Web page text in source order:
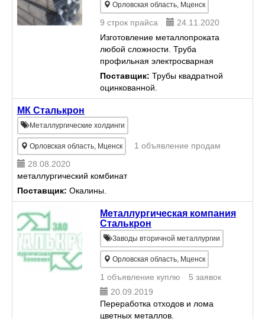
Орловская область, Мценск
9 строк прайса
24.11.2020
Изготовление металлопроката
любой сложности. Труба
профильная электросварная
прямошовная и с замковым
соединением, оцинкованная
сталь от 1.2 до 4мм, длина до 12
60х60, 80х...
Поставщик: Трубы квадратной
оцинкованной.
МК Сталькрон
Металлургические холдинги
Орловская область, Мценск
1 объявление продам
28.08.2020
металлургический комбинат
Поставщик: Окалины.
Металлургическая компания
Сталькрон
Заводы вторичной металлургии
Орловская область, Мценск
1 объявление куплю
5 заявок
20.09.2019
Переработка отходов и лома
цветных металлов.